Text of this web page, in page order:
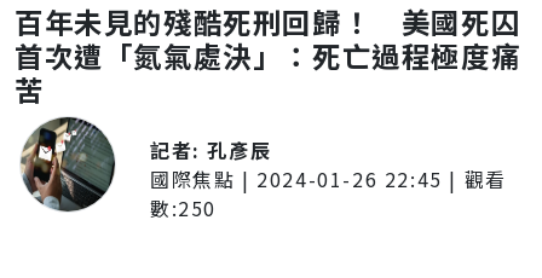
百年未見的殘酷死刑回歸！ 美國死囚
首次遭「氮氣處決」：死亡過程極度痛
苦
記者:孔彥辰
國際焦點 | 2024-01-26 22:45 | 觀看
數:250